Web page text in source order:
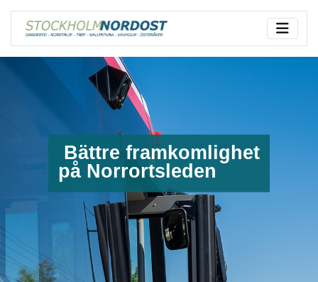
Bättre framkomlighet
på Norrortsleden